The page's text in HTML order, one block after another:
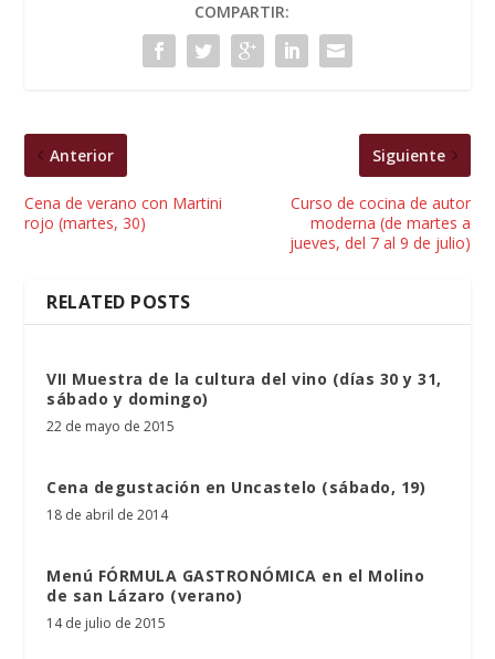
COMPARTIR:
Anterior
Cena de verano con Martini
rojo (martes, 30)
Siguiente
Curso de cocina de autor
moderna (de martes a
jueves, del 7 al 9 de julio)
RELATED POSTS
VII Muestra de la cultura del vino (días 30 y 31,
sábado y domingo)
22 de mayo de 2015
Cena degustación en Uncastelo (sábado, 19)
18 de abril de 2014
Menú FÓRMULA GASTRONÓMICA en el Molino
de san Lázaro (verano)
14 de julio de 2015